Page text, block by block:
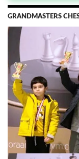
GRANDMASTERS